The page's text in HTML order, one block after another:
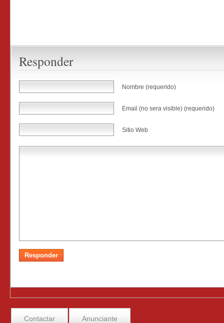
Responder
Nombre (requerido)
Email (no sera visible) (requerido)
Sitio Web
Contactar Anunciante